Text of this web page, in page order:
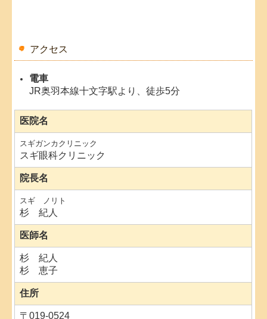
アクセス
電車
JR奥羽本線十文字駅より、徒歩5分
医院名
スギガンカクリニック
スギ眼科クリニック
院長名
スギ ノリト
杉 紀人
医師名
杉 紀人
杉 恵子
住所
〒019-0524